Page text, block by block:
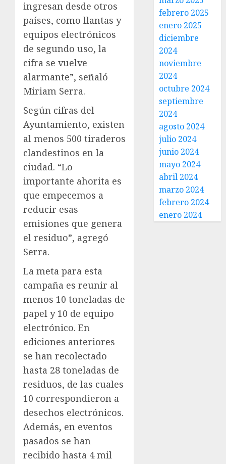
ingresan desde otros
países, como llantas y
equipos electrónicos
de segundo uso, la
cifra se vuelve
alarmante”, señaló
Miriam Serra.
Según cifras del
Ayuntamiento, existen
al menos 500 tiraderos
clandestinos en la
ciudad. “Lo
importante ahorita es
que empecemos a
reducir esas
emisiones que genera
el residuo”, agregó
Serra.
La meta para esta
campaña es reunir al
menos 10 toneladas de
papel y 10 de equipo
electrónico. En
ediciones anteriores
se han recolectado
hasta 28 toneladas de
residuos, de las cuales
10 correspondieron a
desechos electrónicos.
Además, en eventos
pasados se han
recibido hasta 4 mil
febrero 2025
enero 2025
diciembre
2024
noviembre
2024
octubre 2024
septiembre
2024
agosto 2024
julio 2024
junio 2024
mayo 2024
abril 2024
marzo 2024
febrero 2024
enero 2024